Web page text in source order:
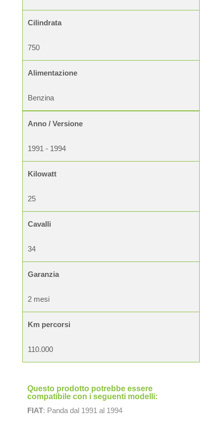
Cilindrata
750
Alimentazione
Benzina
Anno / Versione
1991 - 1994
Kilowatt
25
Cavalli
34
Garanzia
2 mesi
Km percorsi
110.000
Questo prodotto potrebbe essere
compatibile con i seguenti modelli:
FIAT: Panda dal 1991 al 1994